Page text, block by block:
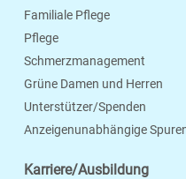
Familiale Pflege
Pflege
Schmerzmanagement
Grüne Damen und Herren
Unterstützer/Spenden
Anzeigenunabhängige
Karriere/Ausbildung